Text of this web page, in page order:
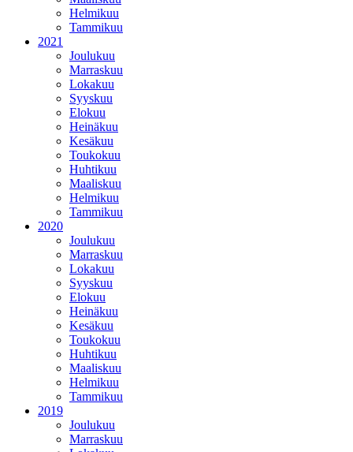
Helmikuu
Tammikuu
2021
Joulukuu
Marraskuu
Lokakuu
Syyskuu
Elokuu
Heinäkuu
Kesäkuu
Toukokuu
Huhtikuu
Maaliskuu
Helmikuu
Tammikuu
2020
Joulukuu
Marraskuu
Lokakuu
Syyskuu
Elokuu
Heinäkuu
Kesäkuu
Toukokuu
Huhtikuu
Maaliskuu
Helmikuu
Tammikuu
2019
Joulukuu
Marraskuu